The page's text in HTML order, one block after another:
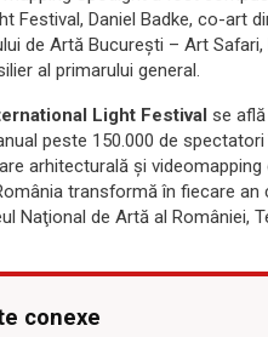
Festival, Daniel Badke, co-art
de Artă Bucureşti – Art
al primarului general.
Light Festival se
peste 150.000 de
arhitecturală şi videomapping
transformă în fiecare
Naţional de Artă al României,
conexe